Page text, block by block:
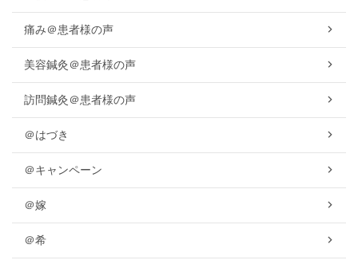
痛み＠患者様の声
美容鍼灸＠患者様の声
訪問鍼灸＠患者様の声
＠はづき
＠キャンペーン
＠嫁
＠希